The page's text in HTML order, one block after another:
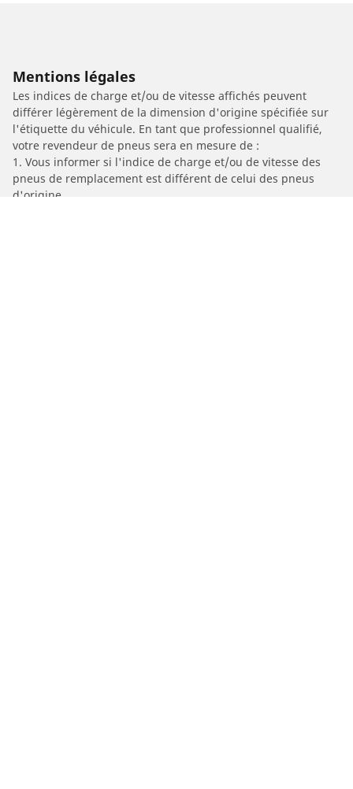
Mentions légales
Les indices de charge et/ou de vitesse affichés peuvent
différer légèrement de la dimension d'origine spécifiée sur
l'étiquette du véhicule. En tant que professionnel qualifié,
votre revendeur de pneus sera en mesure de :
1. Vous informer si l'indice de charge et/ou de vitesse des
pneus de remplacement est différent de celui des pneus
d'origine.